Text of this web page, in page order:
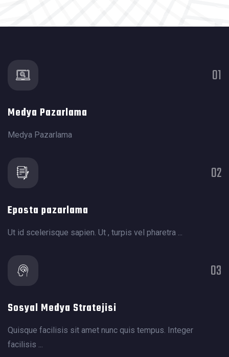
01
Medya Pazarlama
Medya Pazarlama
02
Eposta pazarlama
Ut id scelerisque sapien. Ut , turpis vel pharetra ...
03
Sosyal Medya Stratejisi
Quisque facilisis sit amet nunc quis tempus. Integer
facilisis ...